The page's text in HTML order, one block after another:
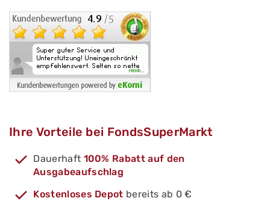
Ihre Vorteile bei FondsSuperMarkt
Dauerhaft 100% Rabatt auf den
Ausgabeaufschlag
Kostenloses Depot bereits ab 0 €